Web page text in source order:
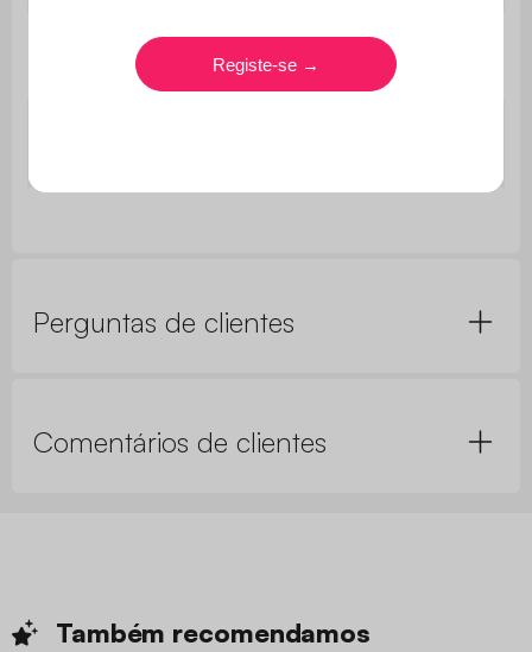
Espessura da
20 mm
Perguntas de clientes
Comentários de clientes
Também recomendamos